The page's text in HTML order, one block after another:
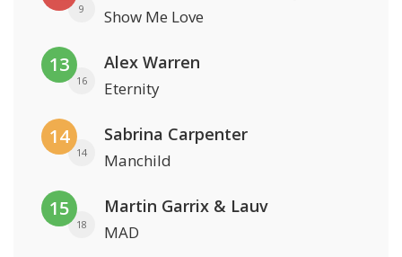
9 Show Me Love
13
16
Alex Warren
Eternity
14
14
Sabrina Carpenter
Manchild
15
18
Martin Garrix & Lauv
MAD